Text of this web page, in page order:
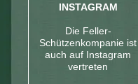
INSTAGRAM
Die Feller-
Schützenkompanie ist
auch auf Instagram
vertreten